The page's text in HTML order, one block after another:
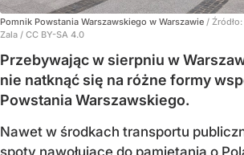
Pomnik Powstania Warszawskiego w Warszawie / Źródło:
Zala / CC BY-SA 4.0
Przebywając w sierpniu w
nie natknąć się na różne formy
Powstania Warszawskiego.
Nawet w środkach transportu